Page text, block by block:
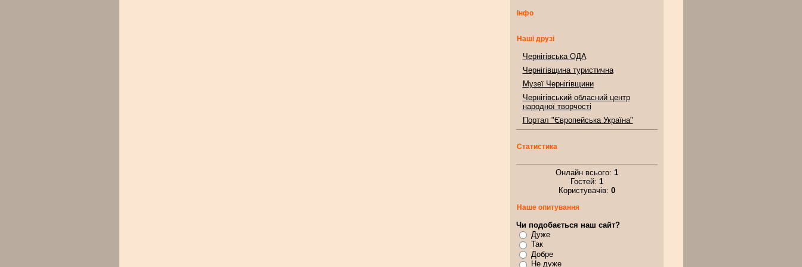
Інфо
Наші друзі
Чернігівська ОДА
Чернігівщина туристична
Музеї Чернігівщини
Чернігівський обласний центр
народної творчості
Портал "Європейська Україна"
Статистика
Онлайн всього: 1
Гостей: 1
Користувачів: 0
Наше опитування
Чи подобається наш сайт?
Дуже
Так
Добре
Не дуже